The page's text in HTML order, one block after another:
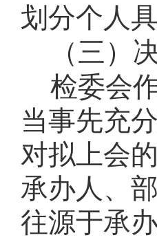
划分个人
（三）
检委会
当事先充
对拟上会
承办人、
往源于承